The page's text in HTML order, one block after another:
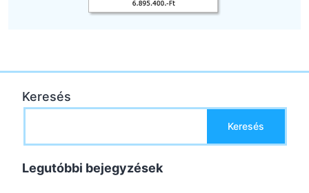
Keresés
Keresés
Legutóbbi bejegyzések